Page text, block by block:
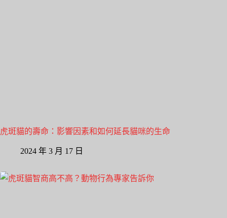
虎斑貓的壽命：影響因素和如何延長貓咪的生命
2024 年 3 月 17 日